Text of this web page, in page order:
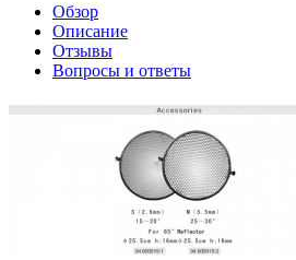
Обзор
Описание
Отзывы
Вопросы и ответы